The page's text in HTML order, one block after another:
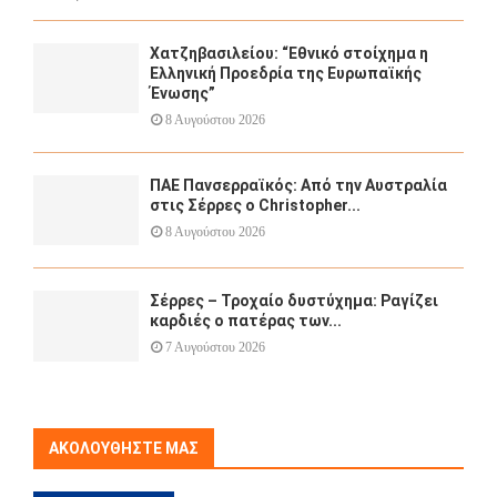
Χατζηβασιλείου: “Εθνικό στοίχημα η
Ελληνική Προεδρία της Ευρωπαϊκής
Ένωσης”
8 Αυγούστου 2026
ΠΑΕ Πανσερραϊκός: Από την Αυστραλία
στις Σέρρες ο Christopher...
8 Αυγούστου 2026
Σέρρες – Τροχαίο δυστύχημα: Ραγίζει
καρδιές ο πατέρας των...
7 Αυγούστου 2026
ΑΚΟΛΟΥΘΉΣΤΕ ΜΑΣ